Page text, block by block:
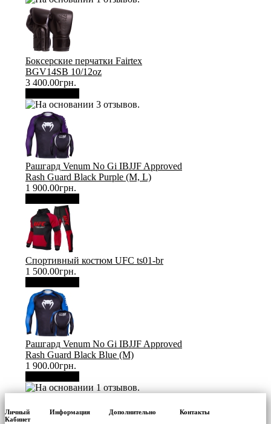
Боксерские перчатки Fairtex
BGV14SB 10/12oz
3 400.00грн.
Рашгард Venum No Gi IBJJF Approved
Rash Guard Black Purple (М, L)
1 900.00грн.
Спортивный костюм UFC ts01-br
1 500.00грн.
Рашгард Venum No Gi IBJJF Approved
Rash Guard Black Blue (М)
1 900.00грн.
Личный
Кабинет
Информация Дополнительно Контакты